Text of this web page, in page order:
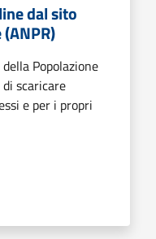
dal sito
Popolazione
scaricare
e per i propri